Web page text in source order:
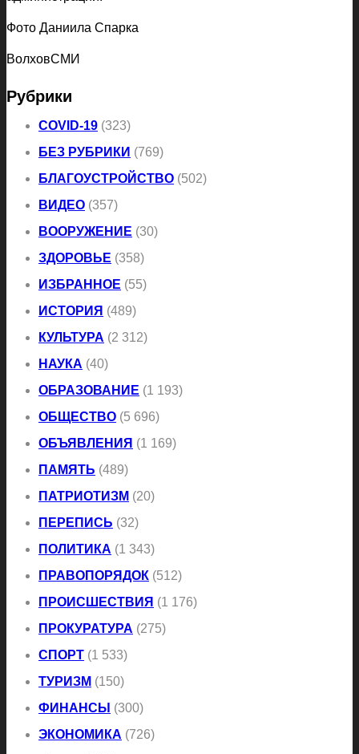
Фото Даниила Спарка
ВолховСМИ
Рубрики
COVID-19 (323)
БЕЗ РУБРИКИ (769)
БЛАГОУСТРОЙСТВО (502)
ВИДЕО (357)
ВООРУЖЕНИЕ (30)
ЗДОРОВЬЕ (358)
ИЗБРАННОЕ (55)
ИСТОРИЯ (489)
КУЛЬТУРА (2 312)
НАУКА (40)
ОБРАЗОВАНИЕ (1 193)
ОБЩЕСТВО (5 696)
ОБЪЯВЛЕНИЯ (1 169)
ПАМЯТЬ (489)
ПАТРИОТИЗМ (20)
ПЕРЕПИСЬ (32)
ПОЛИТИКА (1 343)
ПРАВОПОРЯДОК (512)
ПРОИСШЕСТВИЯ (1 176)
ПРОКУРАТУРА (275)
СПОРТ (1 533)
ТУРИЗМ (150)
ФИНАНСЫ (300)
ЭКОНОМИКА (726)